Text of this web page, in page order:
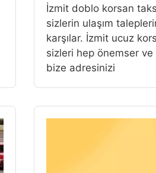
İzmit doblo korsan
sizlerin ulaşım
karşılar. İzmit ucuz
sizleri hep önemser ve
bize adresinizi